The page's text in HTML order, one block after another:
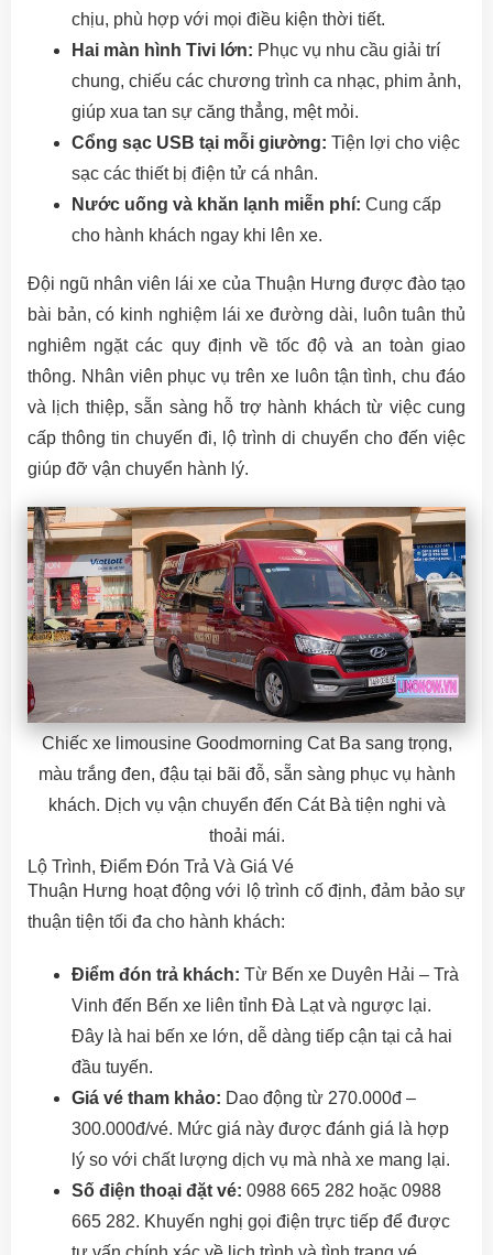
chịu, phù hợp với mọi điều kiện thời tiết.
Hai màn hình Tivi lớn: Phục vụ nhu cầu giải trí
chung, chiếu các chương trình ca nhạc, phim ảnh,
giúp xua tan sự căng thẳng, mệt mỏi.
Cổng sạc USB tại mỗi giường: Tiện lợi cho việc
sạc các thiết bị điện tử cá nhân.
Nước uống và khăn lạnh miễn phí: Cung cấp
cho hành khách ngay khi lên xe.
Đội ngũ nhân viên lái xe của Thuận Hưng được đào tạo
bài bản, có kinh nghiệm lái xe đường dài, luôn tuân thủ
nghiêm ngặt các quy định về tốc độ và an toàn giao
thông. Nhân viên phục vụ trên xe luôn tận tình, chu đáo
và lịch thiệp, sẵn sàng hỗ trợ hành khách từ việc cung
cấp thông tin chuyến đi, lộ trình di chuyển cho đến việc
giúp đỡ vận chuyển hành lý.
Chiếc xe limousine Goodmorning Cat Ba sang trọng,
màu trắng đen, đậu tại bãi đỗ, sẵn sàng phục vụ hành
khách. Dịch vụ vận chuyển đến Cát Bà tiện nghi và
thoải mái.
Lộ Trình, Điểm Đón Trả Và Giá Vé
Thuận Hưng hoạt động với lộ trình cố định, đảm bảo sự
thuận tiện tối đa cho hành khách:
Điểm đón trả khách: Từ Bến xe Duyên Hải – Trà
Vinh đến Bến xe liên tỉnh Đà Lạt và ngược lại.
Đây là hai bến xe lớn, dễ dàng tiếp cận tại cả hai
đầu tuyến.
Giá vé tham khảo: Dao động từ 270.000đ –
300.000đ/vé. Mức giá này được đánh giá là hợp
lý so với chất lượng dịch vụ mà nhà xe mang lại.
Số điện thoại đặt vé: 0988 665 282 hoặc 0988
665 282. Khuyến nghị gọi điện trực tiếp để được